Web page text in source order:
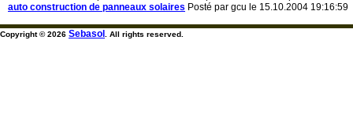
auto construction de panneaux solaires Posté par gcu le 15.10.2004 19:16:59
Copyright © 2026 Sebasol . All rights reserved.